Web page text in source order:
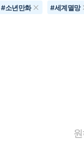
#소년만화 #세계멸망